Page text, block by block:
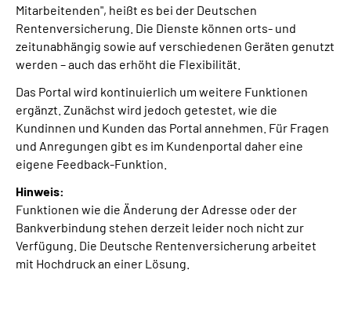
Mitarbeitenden", heißt es bei der Deutschen
Rentenversicherung. Die Dienste können orts- und
zeitunabhängig sowie auf verschiedenen Geräten genutzt
werden – auch das erhöht die Flexibilität.
Das Portal wird kontinuierlich um weitere Funktionen
ergänzt. Zunächst wird jedoch getestet, wie die
Kundinnen und Kunden das Portal annehmen. Für Fragen
und Anregungen gibt es im Kundenportal daher eine
eigene Feedback-Funktion.
Hinweis:
Funktionen wie die Änderung der Adresse oder der
Bankverbindung stehen derzeit leider noch nicht zur
Verfügung. Die Deutsche Rentenversicherung arbeitet
mit Hochdruck an einer Lösung.